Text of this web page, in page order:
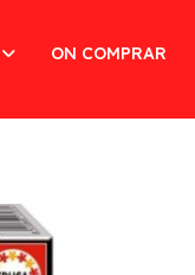
ON COMPRAR